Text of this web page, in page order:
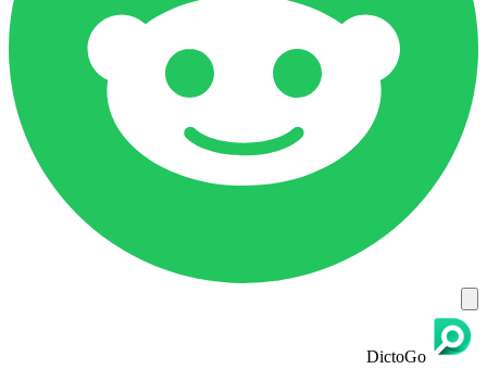
DictoGo